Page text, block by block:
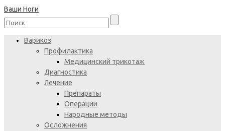
Ваши Ноги
Варикоз
Профилактика
Медицинский трикотаж
Диагностика
Лечение
Препараты
Операции
Народные методы
Осложнения